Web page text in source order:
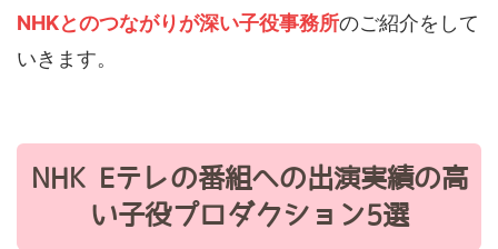
NHKとのつながりが深い子役事務所のご紹介をして
いきます。
NHK Eテレの番組への出演実績の高
い子役プロダクション5選